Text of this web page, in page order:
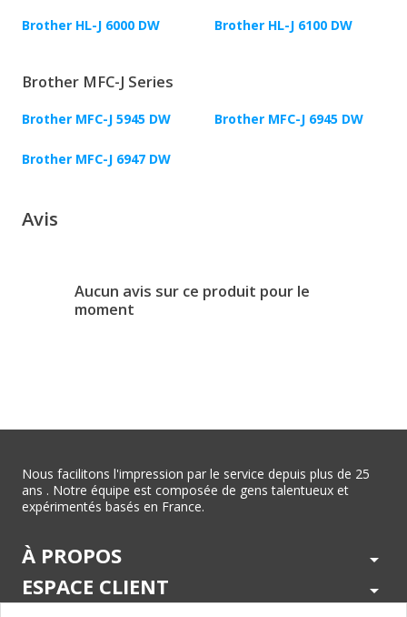
Brother HL-J 6000 DW Brother HL-J 6100 DW
Brother MFC-J Series
Brother MFC-J 5945 DW Brother MFC-J 6945 DW
Brother MFC-J 6947 DW
Avis
Aucun avis sur ce produit pour le
moment
Nous facilitons l'impression par le service depuis plus de 25
ans . Notre équipe est composée de gens talentueux et
expérimentés basés en France.
À PROPOS arrow_drop_down
ESPACE CLIENT arrow_drop_down